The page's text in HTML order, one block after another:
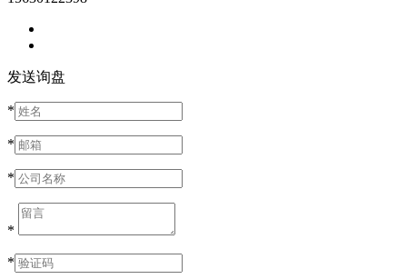
发送询盘
*
*
*
*
*